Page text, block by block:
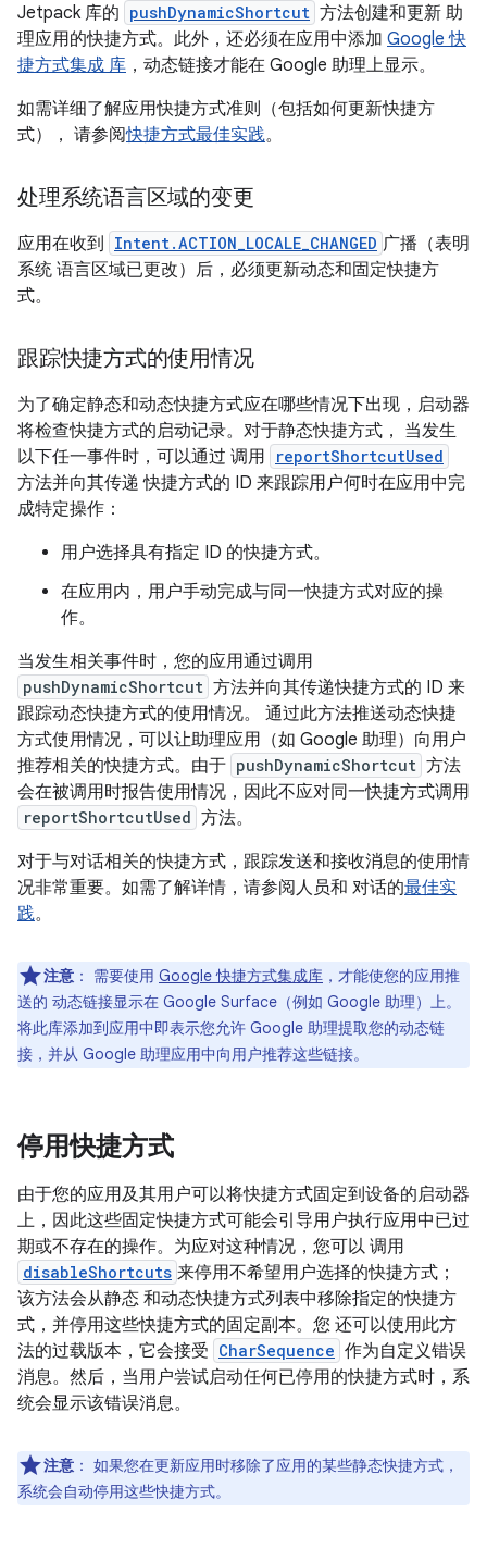
Jetpack 库的 pushDynamicShortcut 方法创建和更新 助
理应用的快捷方式。此外，还必须在应用中添加 Google 快
捷方式集成 库 ，动态链接才能在 Google 助理上显示。
如需详细了解应用快捷方式准则（包括如何更新快捷方
式）， 请参阅快捷方式最佳实践。
处理系统语言区域的变更
应用在收到 Intent.ACTION_LOCALE_CHANGED 广播（表明
系统 语言区域已更改）后，必须更新动态和固定快捷方
式。
跟踪快捷方式的使用情况
为了确定静态和动态快捷方式应在哪些情况下出现，启动器
将检查快捷方式的启动记录。对于静态快捷方式， 当发生
以下任一事件时，可以通过 调用
reportShortcutUsed
方法并向其传递 快捷方式的 ID 来跟踪用户何时在应用中完
成特定操作：
用户选择具有指定 ID 的快捷方式。
在应用内，用户手动完成与同一快捷方式对应的操
作。
当发生相关事件时，您的应用通过调用
pushDynamicShortcut 方法并向其传递快捷方式的 ID 来
跟踪动态快捷方式的使用情况。 通过此方法推送动态快捷
方式使用情况，可以让助理应用（如 Google 助理）向用户
推荐相关的快捷方式。由于 pushDynamicShortcut 方法
会在被调用时报告使用情况，因此不应对同一快捷方式调用
reportShortcutUsed 方法。
对于与对话相关的快捷方式，跟踪发送和接收消息的使用情
况非常重要。如需了解详情，请参阅人员和 对话的最佳实
践。
注意 ： 需要使用 Google 快捷方式集成库 ，才能使您的应用推
送的 动态链接显示在 Google Surface（例如 Google 助理）上。
将此库添加到应用中即表示您允许 Google 助理提取您的动态链
接，并从 Google 助理应用中向用户推荐这些链接。
停用快捷方式
由于您的应用及其用户可以将快捷方式固定到设备的启动器
上，因此这些固定快捷方式可能会引导用户执行应用中已过
期或不存在的操作。为应对这种情况，您可以 调用
disableShortcuts 来停用不希望用户选择的快捷方式；
该方法会从静态 和动态快捷方式列表中移除指定的快捷方
式，并停用这些快捷方式的固定副本。您 还可以使用此方
法的过载版本，它会接受 CharSequence 作为自定义错误
消息。然后，当用户尝试启动任何已停用的快捷方式时，系
统会显示该错误消息。
注意 ： 如果您在更新应用时移除了应用的某些静态快捷方式，
系统会自动停用这些快捷方式。